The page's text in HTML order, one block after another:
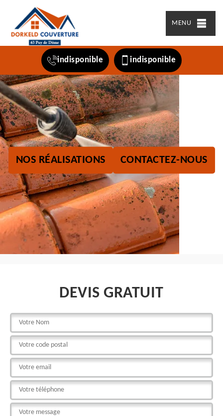
MENU
indisponible indisponible
NOS RÉALISATIONS CONTACTEZ-NOUS
DEVIS GRATUIT